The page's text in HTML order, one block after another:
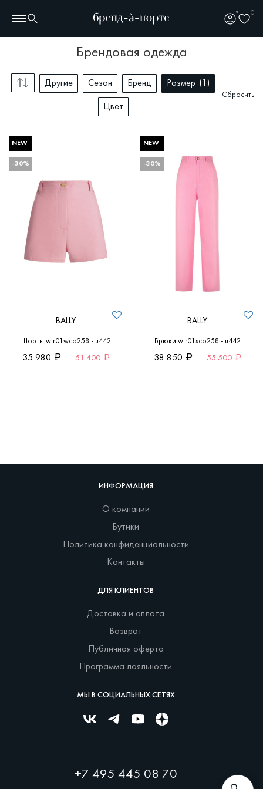
0
брендовая одежда
Другие Сезон Бренд Размер 1
Цвет
Сбросить
NEW
-30%
BALLY
Шорты wtr01wco258 - u442
35 980 51 400
NEW
-30%
BALLY
Брюки wtr01sco258 - u442
38 850 55 500
ИНФОРМАЦИЯ
О компании
Бутики
Политика конфиденциальности
Контакты
ДЛЯ КЛИЕНТОВ
Доставка и оплата
Возврат
Публичная оферта
Программа лояльности
МЫ В СОЦИАЛЬНЫХ СЕТЯХ
+7 495 445 08 70